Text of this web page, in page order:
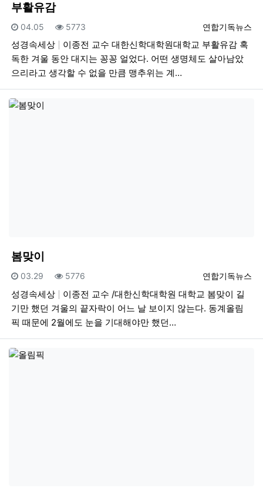
부활유감
등록자
연합기독뉴스
등록일
04.05 조회
5773
성경속세상
이종전 교수 대한신학대학원대학교 부활유감 혹
독한 겨울 동안 대지는 꽁꽁 얼었다. 어떤 생명체도 살아남았
으리라고 생각할 수 없을 만큼 맹추위는 계…
봄맞이
등록자
연합기독뉴스
등록일
03.29 조회
5776
성경속세상
이종전 교수 /대한신학대학원 대학교 봄맞이 길
기만 했던 겨울의 끝자락이 어느 날 보이지 않는다. 동계올림
픽 때문에 2월에도 눈을 기대해야만 했던…